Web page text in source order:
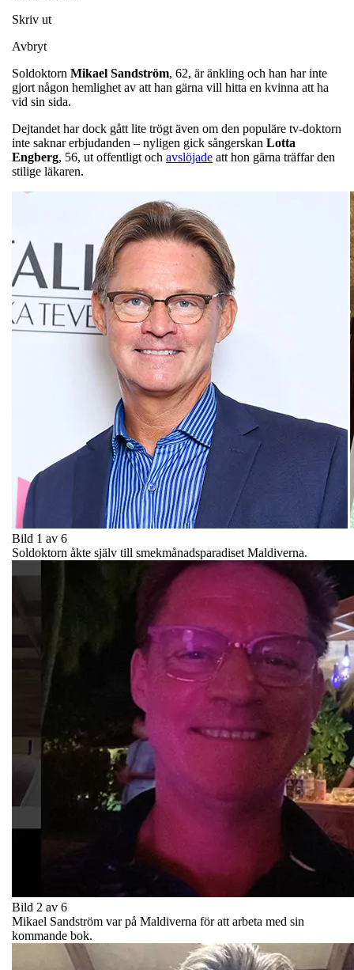
Skriv ut
Avbryt
Soldoktorn Mikael Sandström, 62, är änkling och han har inte
gjort någon hemlighet av att han gärna vill hitta en kvinna att ha
vid sin sida.
Dejtandet har dock gått lite trögt även om den populäre tv-doktorn
inte saknar erbjudanden – nyligen gick sångerskan Lotta
Engberg, 56, ut offentligt och avslöjade att hon gärna träffar den
stilige läkaren.
Bild 1 av 6
Soldoktorn åkte själv till smekmånadsparadiset Maldiverna.
Bild 2 av 6
Mikael Sandström var på Maldiverna för att arbeta med sin
kommande bok.